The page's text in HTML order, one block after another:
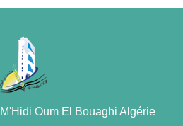
Oum El Bouaghi Algérie